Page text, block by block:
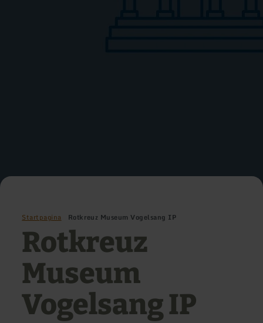
Startpagina Rotkreuz Museum Vogelsang IP
Rotkreuz
Museum
Vogelsang IP